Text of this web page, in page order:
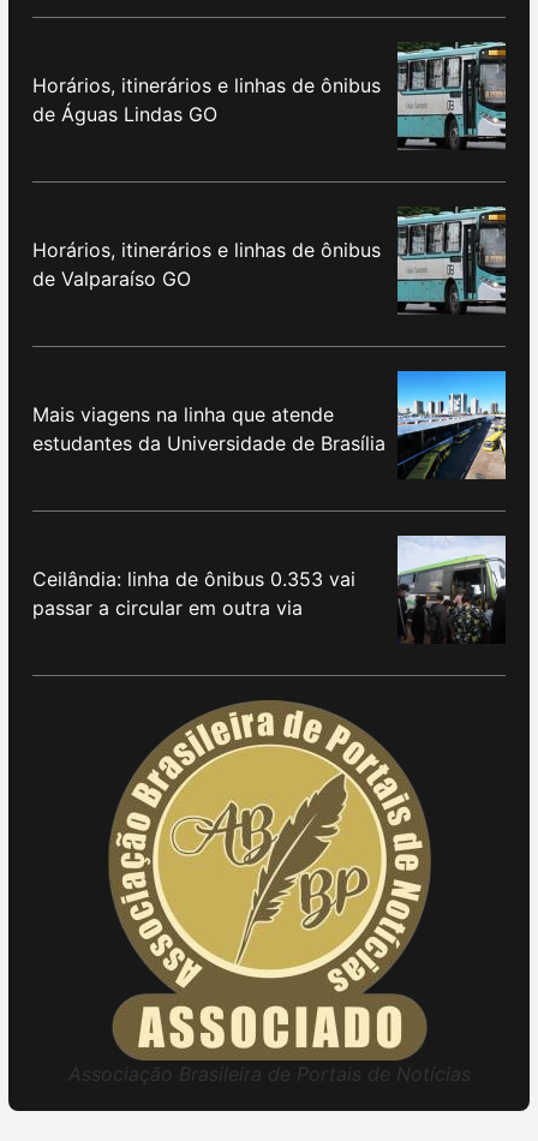
Horários, itinerários e linhas de ônibus
de Águas Lindas GO
Horários, itinerários e linhas de ônibus
de Valparaíso GO
Mais viagens na linha que atende
estudantes da Universidade de Brasília
Ceilândia: linha de ônibus 0.353 vai
passar a circular em outra via
Associação Brasileira de Portais de Notícias